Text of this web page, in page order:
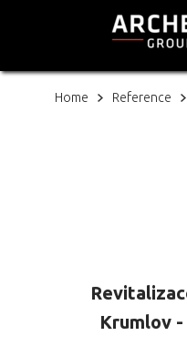
Home Reference
Krumlov